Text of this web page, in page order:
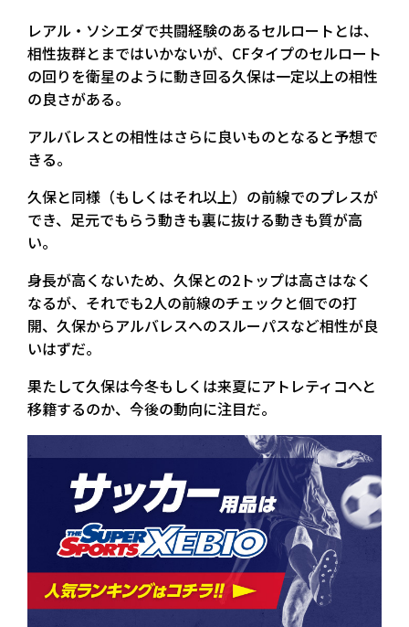
レアル・ソシエダで共闘経験のあるセルロートとは、
相性抜群とまではいかないが、CFタイプのセルロート
の回りを衛星のように動き回る久保は一定以上の相性
の良さがある。
アルバレスとの相性はさらに良いものとなると予想で
きる。
久保と同様（もしくはそれ以上）の前線でのプレスが
でき、足元でもらう動きも裏に抜ける動きも質が高
い。
身長が高くないため、久保との2トップは高さはなく
なるが、それでも2人の前線のチェックと個での打
開、久保からアルバレスへのスルーパスなど相性が良
いはずだ。
果たして久保は今冬もしくは来夏にアトレティコへと
移籍するのか、今後の動向に注目だ。